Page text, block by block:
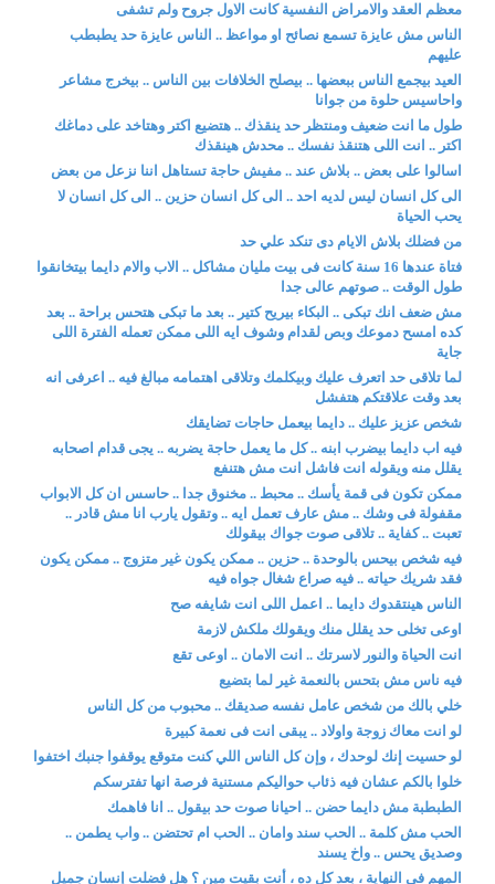
معظم العقد والامراض النفسية كانت الاول جروح ولم تشفى
الناس مش عايزة تسمع نصائح او مواعظ .. الناس عايزة حد يطبطب
عليهم
العيد بيجمع الناس ببعضها .. بيصلح الخلافات بين الناس .. بيخرج مشاعر
واحاسيس حلوة من جوانا
طول ما انت ضعيف ومنتظر حد ينقذك .. هتضيع اكتر وهتاخد على دماغك
اكتر .. انت اللى هتنقذ نفسك .. محدش هينقذك
اسالوا على بعض .. بلاش عند .. مفيش حاجة تستاهل اننا نزعل من بعض
الى كل انسان ليس لديه احد .. الى كل انسان حزين .. الى كل انسان لا
يحب الحياة
من فضلك بلاش الايام دى تنكد علي حد
فتاة عندها 16 سنة كانت فى بيت مليان مشاكل .. الاب والام دايما بيتخانقوا
طول الوقت .. صوتهم عالى جدا
مش ضعف انك تبكى .. البكاء بيريح كتير .. بعد ما تبكى هتحس براحة .. بعد
كده امسح دموعك وبص لقدام وشوف ايه اللى ممكن تعمله الفترة اللى
جاية
لما تلاقى حد اتعرف عليك وبيكلمك وتلاقى اهتمامه مبالغ فيه .. اعرفى انه
بعد وقت علاقتكم هتفشل
شخص عزيز عليك .. دايما بيعمل حاجات تضايقك
فيه اب دايما بيضرب ابنه .. كل ما يعمل حاجة يضربه .. يجى قدام اصحابه
يقلل منه ويقوله انت فاشل انت مش هتنفع
ممكن تكون فى قمة يأسك .. محبط .. مخنوق جدا .. حاسس ان كل الابواب
مقفولة فى وشك .. مش عارف تعمل ايه .. وتقول يارب انا مش قادر ..
تعبت .. كفاية .. تلاقى صوت جواك بيقولك
فيه شخص بيحس بالوحدة .. حزين .. ممكن يكون غير متزوج .. ممكن يكون
فقد شريك حياته .. فيه صراع شغال جواه فيه
الناس هينتقدوك دايما .. اعمل اللى انت شايفه صح
اوعى تخلى حد يقلل منك ويقولك ملكش لازمة
انت الحياة والنور لاسرتك .. انت الامان .. اوعى تقع
فيه ناس مش بتحس بالنعمة غير لما بتضيع
خلي بالك من شخص عامل نفسه صديقك .. محبوب من كل الناس
لو انت معاك زوجة واولاد .. يبقى انت فى نعمة كبيرة
لو حسيت إنك لوحدك ، وإن كل الناس اللي كنت متوقع يوقفوا جنبك اختفوا
خلوا بالكم عشان فيه ذئاب حواليكم مستنية فرصة انها تفترسكم
الطبطبة مش دايما حضن .. احيانا صوت حد بيقول .. انا فاهمك
الحب مش كلمة .. الحب سند وامان .. الحب ام تحتضن .. واب يطمن ..
وصديق يحس .. واخ يسند
المهم في النهاية ، بعد كل ده ، أنت بقيت مين ؟ هل فضلت إنسان جميل